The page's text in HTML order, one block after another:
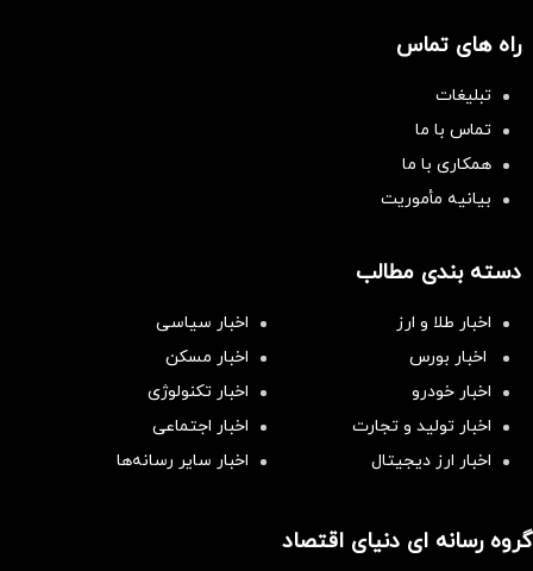
راه های تماس
تبلیغات
تماس با ما
همکاری با ما
بیانیه مأموریت
دسته بندی مطالب
اخبار طلا و ارز
اخبار سیاسی
اخبار بورس
اخبار مسکن
اخبار خودرو
اخبار تکنولوژی
اخبار تولید و تجارت
اخبار اجتماعی
اخبار ارز دیجیتال
اخبار سایر رسانه‌‌ها
گروه رسانه ای دنیای اقتصاد